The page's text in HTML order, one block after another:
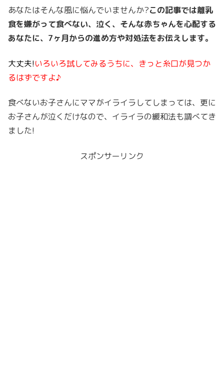
あなたはそんな風に悩んでいませんか?この記事では離乳
食を嫌がって食べない、泣く、そんな赤ちゃんを心配する
あなたに、7ヶ月からの進め方や対処法をお伝えします。
大丈夫!いろいろ試してみるうちに、きっと糸口が見つか
るはずですよ♪
食べないお子さんにママがイライラしてしまっては、更に
お子さんが泣くだけなので、イライラの緩和法も調べてき
ました!
スポンサーリンク